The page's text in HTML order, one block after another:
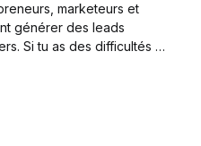
marketeurs et
générer des leads
Si tu as des difficultés à